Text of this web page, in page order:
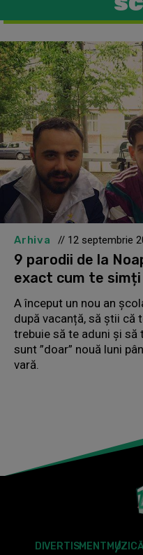
Arhiva // 12 septembrie
9 parodii de la
exact cum te simți
A început un nou an
după vacanță, să știi că
trebuie să te aduni și să
sunt ”doar” nouă luni
vară.
DIVERTISMENT